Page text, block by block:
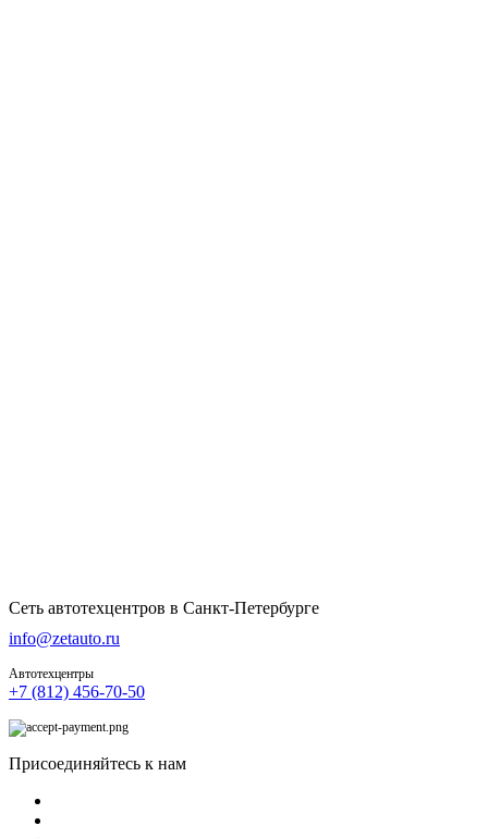
Сеть автотехцентров в Санкт-Петербурге
info@zetauto.ru
Автотехцентры
+7 (812) 456-70-50
Присоединяйтесь к нам